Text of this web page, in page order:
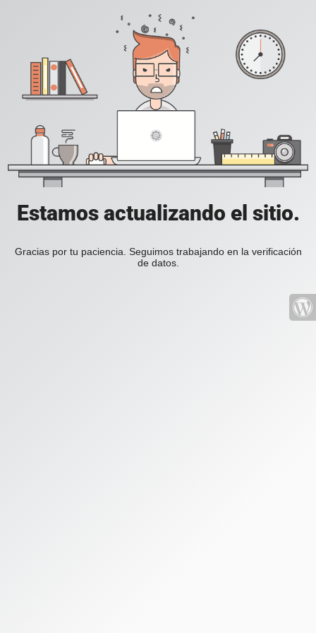
Estamos actualizando el sitio.
Gracias por tu paciencia. Seguimos trabajando en la verificación
de datos.